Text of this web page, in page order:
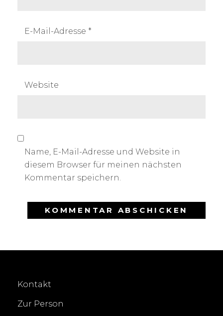
E-Mail-Adresse *
Website
Name, E-Mail-Adresse und Website in
diesem Browser für meinen nächsten
Kommentar speichern.
Kontakt
Zur Person